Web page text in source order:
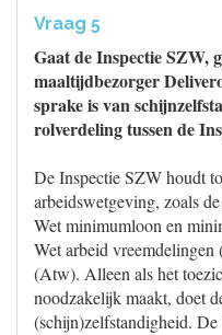
Vraag 5
Gaat de Inspectie SZW,
maaltijdbezorger
sprake is van
rolverdeling tussen de
De Inspectie SZW houdt
arbeidswetgeving, zoals
Wet minimumloon en
Wet arbeid
(Atw). Alleen als het
noodzakelijk maakt, doet
(schijn)zelfstandigheid. De